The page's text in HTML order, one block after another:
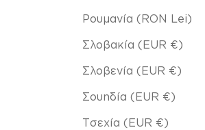
Ρουμανία (RON Lei)
Σλοβακία (EUR €)
Σλοβενία (EUR €)
Σουηδία (EUR €)
Τσεχία (EUR €)